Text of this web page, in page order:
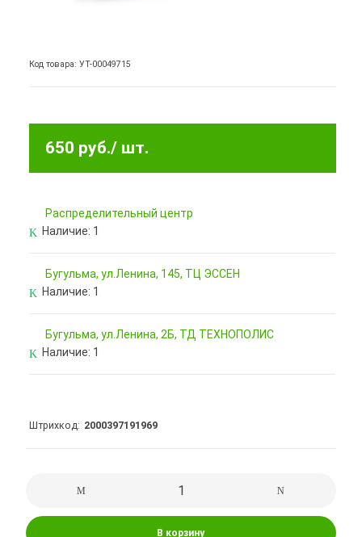
Код товара: УТ-00049715
650 руб./ шт.
Pаспределительный центр
Наличие: 1
Бугульма, ул.Ленина, 145, ТЦ ЭССЕН
Наличие: 1
Бугульма, ул.Ленина, 2Б, ТД ТЕХНОПОЛИС
Наличие: 1
Штрихкод 2000397191969
В корзину